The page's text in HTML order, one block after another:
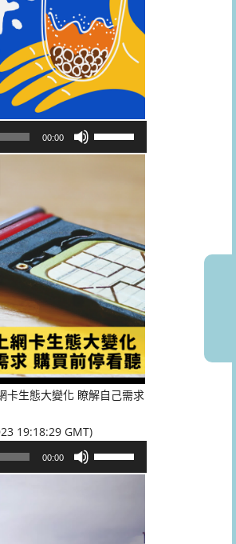
00:00
鍵
以
提
高
或
降
低
音
量。
卡生態大變化 瞭解自己需求
19:18:29 GMT)
00:00